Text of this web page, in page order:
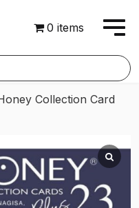
0 items
Collection Card